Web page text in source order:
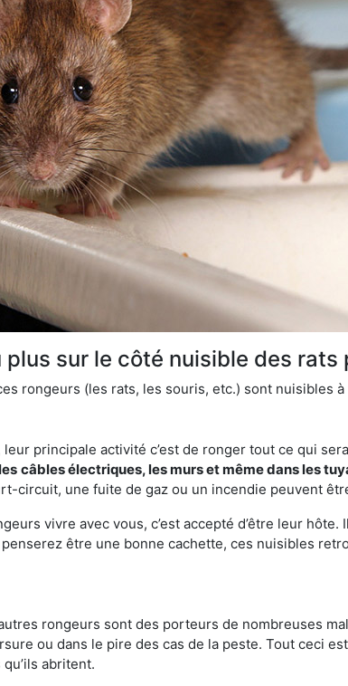
plus sur le côté nuisible des rats
rongeurs (les rats, les souris, etc.) sont nuisibles
principale activité c’est de ronger tout ce qui
câbles électriques, les murs et même dans les
circuit, une fuite de gaz ou un incendie peuvent
vivre avec vous, c’est accepté d’être leur
être une bonne cachette, ces nuisibles
rongeurs sont des porteurs de nombreuses
ou dans le pire des cas de la peste. Tout ceci
abritent.